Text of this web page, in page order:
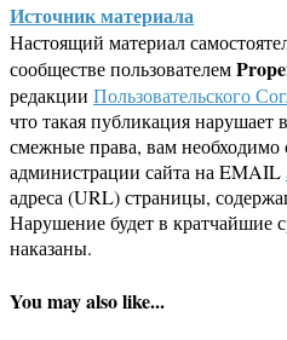
Источник материала
Настоящий материал
сообществе пользователем
редакции Пользовательского
что такая публикация нарушает
смежные права, вам необходимо
администрации сайта на EMAIL
адреса (URL) страницы,
Нарушение будет в кратчайшие
наказаны.
You may also like...